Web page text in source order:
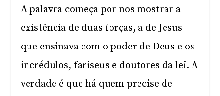
A palavra começa por nos mostrar a
existência de duas forças, a de Jesus
que ensinava com o poder de Deus e os
incrédulos, fariseus e doutores da lei. A
verdade é que há quem precise de